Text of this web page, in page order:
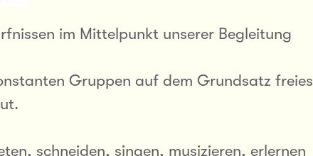
im Mittelpunkt unserer Begleitung
Gruppen auf dem Grundsatz freies
schneiden, singen, musizieren, erlernen